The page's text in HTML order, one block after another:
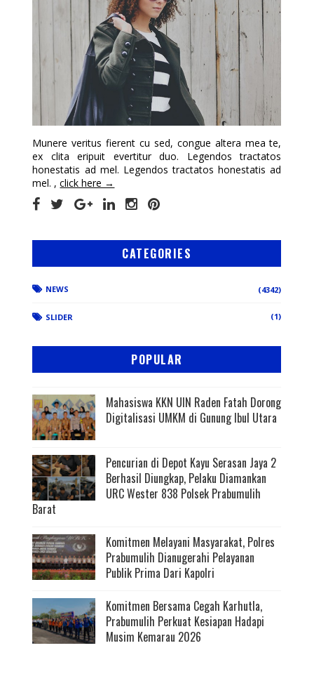
Munere veritus fierent cu sed, congue altera mea te,
ex clita eripuit evertitur duo. Legendos tractatos
honestatis ad mel. Legendos tractatos honestatis ad
mel. ,click here →
CATEGORIES
NEWS (4342)
SLIDER (1)
POPULAR
Mahasiswa KKN UIN Raden Fatah Dorong
Digitalisasi UMKM di Gunung Ibul Utara
Pencurian di Depot Kayu Serasan Jaya 2
Berhasil Diungkap, Pelaku Diamankan
URC Wester 838 Polsek Prabumulih
Barat
Komitmen Melayani Masyarakat, Polres
Prabumulih Dianugerahi Pelayanan
Publik Prima Dari Kapolri
Komitmen Bersama Cegah Karhutla,
Prabumulih Perkuat Kesiapan Hadapi
Musim Kemarau 2026